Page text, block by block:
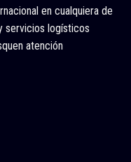
en cualquiera de
servicios logísticos
atención